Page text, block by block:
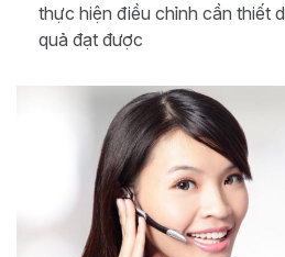
thực hiện điều chỉnh cần thiết
quả đạt được